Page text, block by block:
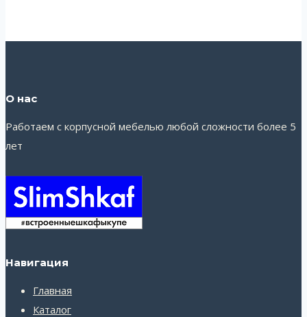
О нас
Работаем с корпусной мебелью любой сложности более 5
лет
Навигация
Главная
Каталог